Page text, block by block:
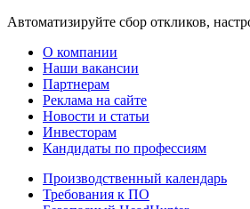
Автоматизируйте сбор откликов,
О компании
Наши вакансии
Партнерам
Реклама на сайте
Новости и статьи
Инвесторам
Кандидаты по профессиям
Производственный календарь
Требования к ПО